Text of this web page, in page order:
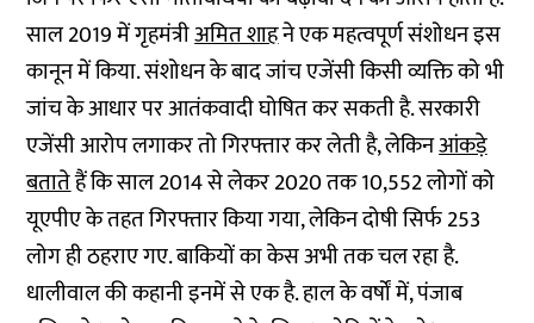
साल 2019 में गृहमंत्रीअमित शाहने एक महत्वपूर्ण संशोधन इस
कानून में किया. संशोधन के बाद जांच एजेंसी किसी व्यक्ति को भी
जांच के आधार पर आतंकवादी घोषित कर सकती है. सरकारी
एजेंसी आरोप लगाकर तो गिरफ्तार कर लेती है, लेकिनआंकड़े
बतातेहैं कि साल 2014 से लेकर 2020 तक 10,552 लोगों को
यूएपीए के तहत गिरफ्तार किया गया, लेकिन दोषी सिर्फ 253
लोग ही ठहराए गए. बाकियों का केस अभी तक चल रहा है.
धालीवाल की कहानी इनमें से एक है. हाल के वर्षों में, पंजाब